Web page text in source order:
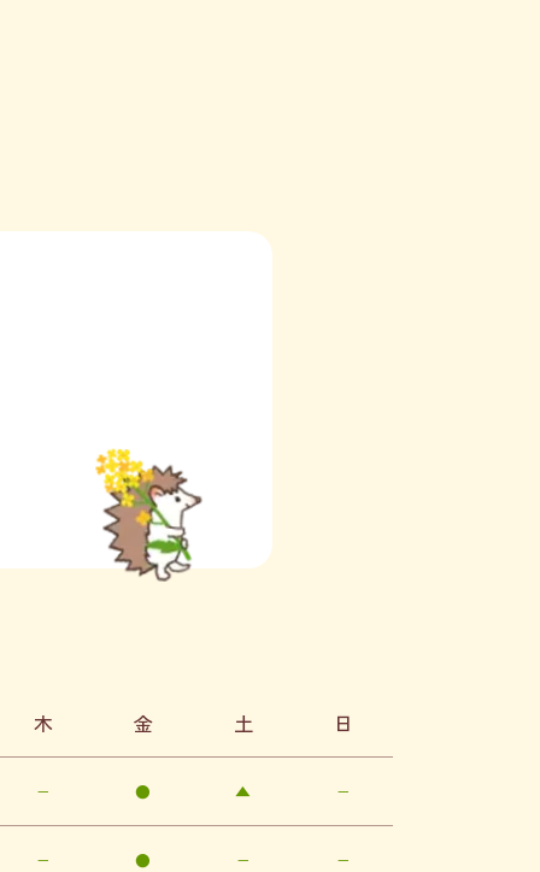
木 金 土 日
− ● ▲ −
− ● − −